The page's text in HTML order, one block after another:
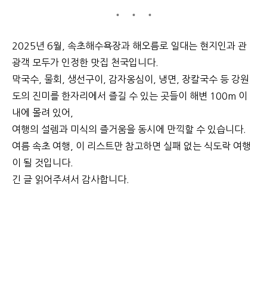
2025년 6월, 속초해수욕장과 해오름로 일대는 현지인과 관
광객 모두가 인정한 맛집 천국입니다.
막국수, 물회, 생선구이, 감자옹심이, 냉면, 장칼국수 등 강원
도의 진미를 한자리에서 즐길 수 있는 곳들이 해변 100m 이
내에 몰려 있어,
여행의 설렘과 미식의 즐거움을 동시에 만끽할 수 있습니다.
여름 속초 여행, 이 리스트만 참고하면 실패 없는 식도락 여행
이 될 것입니다.
긴 글 읽어주셔서 감사합니다.